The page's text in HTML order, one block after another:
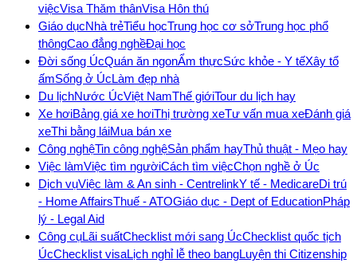
việcVisa Thăm thânVisa Hôn thú
Giáo dụcNhà trẻTiểu họcTrung học cơ sởTrung học phổ
thôngCao đẳng nghềĐại học
Đời sống ÚcQuán ăn ngonẨm thựcSức khỏe - Y tếXây tổ
ấmSống ở ÚcLàm đẹp nhà
Du lịchNước ÚcViệt NamThế giớiTour du lịch hay
Xe hơiBảng giá xe hơiThị trường xeTư vấn mua xeĐánh giá
xeThi bằng láiMua bán xe
Công nghệTin công nghệSản phẩm hayThủ thuật - Mẹo hay
Việc làmViệc tìm ngườiCách tìm việcChọn nghề ở Úc
Dịch vụViệc làm & An sinh - CentrelinkY tế - MedicareDi trú
- Home AffairsThuế - ATOGiáo dục - Dept of EducationPháp
lý - Legal Aid
Công cụLãi suấtChecklist mới sang ÚcChecklist quốc tịch
ÚcChecklist visaLịch nghỉ lễ theo bangLuyện thi Citizenship